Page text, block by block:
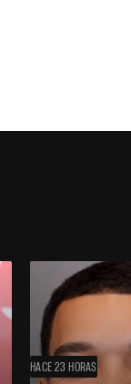
HACE 23 HORAS